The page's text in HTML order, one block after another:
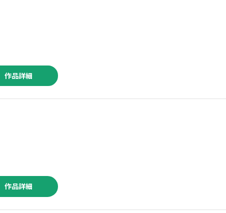
作品詳細
作品詳細